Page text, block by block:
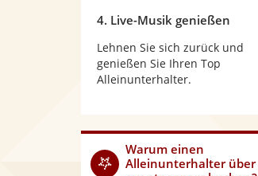
4. Live-Musik genießen
Lehnen Sie sich zurück und
genießen Sie Ihren Top
Alleinunterhalter.
Warum einen
Alleinunterhalterüber